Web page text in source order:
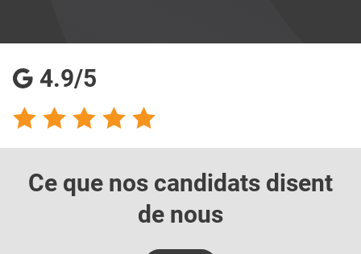
4.9/5
Ce que nos candidats disent
de nous